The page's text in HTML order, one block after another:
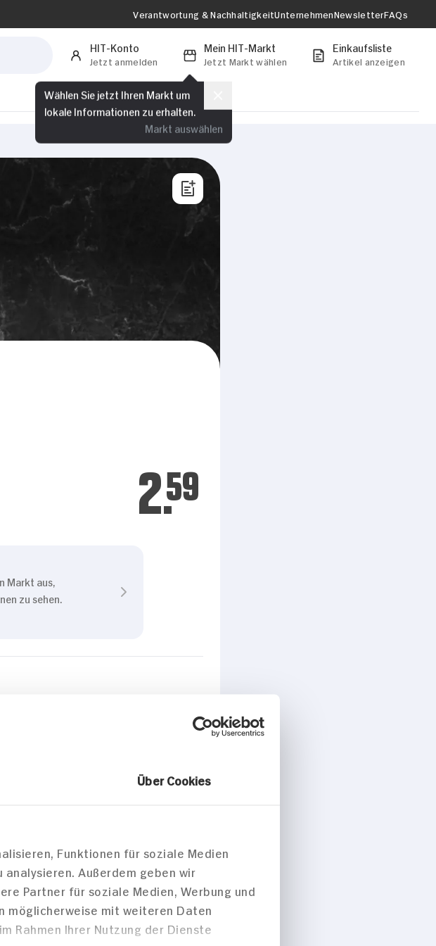
Über Cookies
Funktionen für soziale Medien
Außerdem geben wir
Partner für soziale Medien, Werbung und
möglicherweise mit weiteren Daten
Rahmen Ihrer Nutzung der Dienste
Verantwortung & NachhaltigkeitUnternehmenNewsletterFAQs
HIT-Konto
Jetzt anmelden
Mein HIT-Markt
Jetzt Markt wählen
Wählen Sie jetzt Ihren Markt um
lokale Informationen zu erhalten.
Markt auswählen
Einkaufsliste
Artikel anzeigen
2.59
Markt aus,
zu sehen.
Hauptspeisen
Forelle im Ofen gegart
auf buntem Gemüse
mit Petersilienbutter